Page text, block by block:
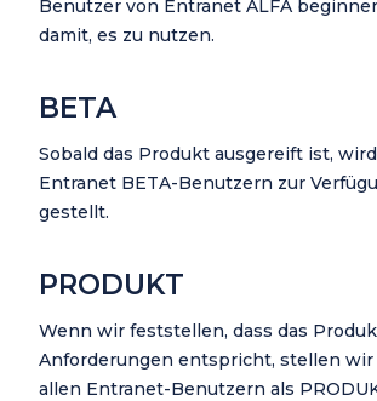
Benutzer von Entranet ALFA
damit, es zu nutzen.
BETA
Sobald das Produkt ausgereift ist,
Entranet BETA-Benutzern zur
gestellt.
PRODUKT
Wenn wir feststellen, dass das
Anforderungen entspricht, stellen wir
allen Entranet-Benutzern als